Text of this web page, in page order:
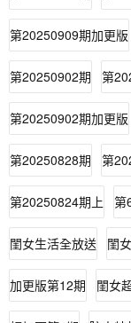
第20250909期加更版
第20250902期 第
第20250902期加更版
第20250828期 第
第20250824期上 第
閨女生活全放送 閨
加更版第12期 閨女